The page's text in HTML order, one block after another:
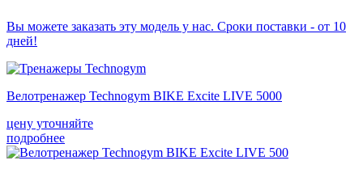
Вы можете заказать эту модель у нас. Сроки поставки - от 10
дней!
Велотренажер Technogym BIKE Excite LIVE 5000
цену уточняйте
подробнее